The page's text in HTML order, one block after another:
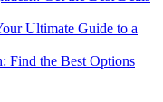
Ultimate Guide to a
Find the Best Options